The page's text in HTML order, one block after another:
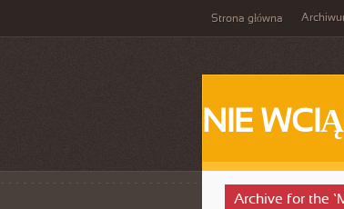
Strona główna
NIE
Archive for the